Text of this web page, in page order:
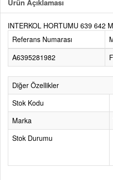
Ürün Açıklaması
INTERKOL HORTUMU 639 642 M
Referans Numarası
A6395281982
Diğer Özellikler
Stok Kodu
Marka
Stok Durumu